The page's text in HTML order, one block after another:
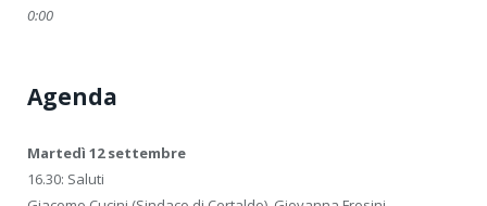
0:00
Agenda
Martedì 12 settembre
16.30: Saluti